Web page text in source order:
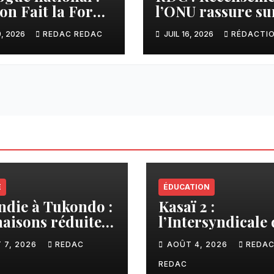
Fait la Force
l’initiative
et
à la
2026 REDAC REDAC
l’ONU rassure
respect du
calendrier
constitutionnel
JUIL 16, 2026
à Tukondo :
réduites
plusieurs
sans abri
7, 2026 REDAC
ÉDUCATION
Kasaï 2 :
l’Intersyndicale
enseignants
une
financière
AOÛT 4, 2026 REDAC
REDAC